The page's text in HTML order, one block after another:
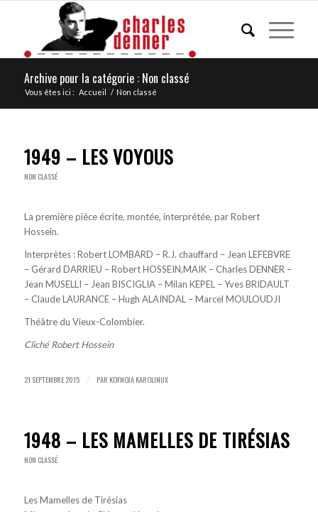
Archive pour la catégorie : Non classé
Vous êtes ici : Accueil / Non classé
1949 – LES VOYOUS
NON CLASSÉ
La première pièce écrite, montée, interprétée, par Robert
Hossein.
Interprètes : Robert LOMBARD – R.J. chauffard – Jean LEFEBVRE
– Gérard DARRIEU – Robert HOSSEIN,MAIK – Charles DENNER –
Jean MUSELLI – Jean BISCIGLIA – Milan KEPEL – Yves BRIDAULT
– Claude LAURANCE – Hugh ALAINDAL – Marcel MOULOUDJI
Théâtre du Vieux-Colombier.
Cliché Robert Hossein
21 SEPTEMBRE 2015 / PAR KOFNOJA KAROLINUX
1948 – LES MAMELLES DE TIRÉSIAS
NON CLASSÉ
Les Mamelles de Tirésias